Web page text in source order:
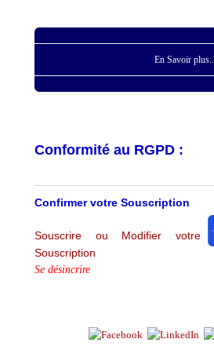
En Savoir plus..
Conformité au RGPD :
Confirmer votre Souscription
Souscrire ou Modifier votre
Souscription
Se désincrire